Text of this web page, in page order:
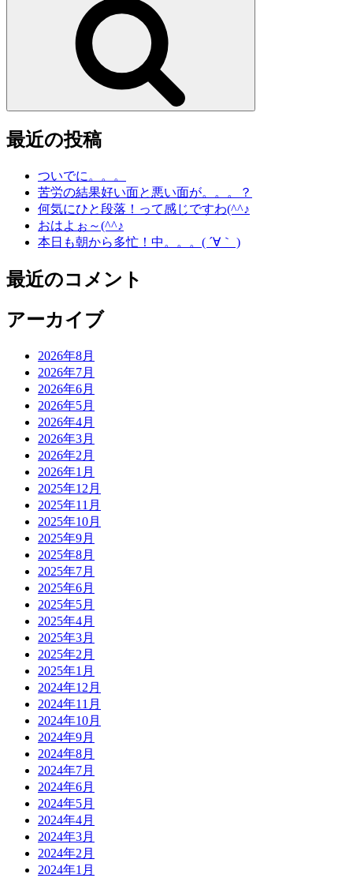
最近の投稿
ついでに。。。
苦労の結果好い面と悪い面が。。。？
何気にひと段落！って感じですわ(^^♪
おはよぉ～(^^♪
本日も朝から多忙！中。。。( ´∀｀ )
最近のコメント
アーカイブ
2026年8月
2026年7月
2026年6月
2026年5月
2026年4月
2026年3月
2026年2月
2026年1月
2025年12月
2025年11月
2025年10月
2025年9月
2025年8月
2025年7月
2025年6月
2025年5月
2025年4月
2025年3月
2025年2月
2025年1月
2024年12月
2024年11月
2024年10月
2024年9月
2024年8月
2024年7月
2024年6月
2024年5月
2024年4月
2024年3月
2024年2月
2024年1月